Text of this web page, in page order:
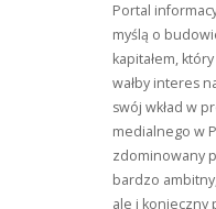
Portal
myślą o
kapitałem,
wałby interes
swój wkład w
medialnego w
zdominowany
bardzo
ale i konieczny